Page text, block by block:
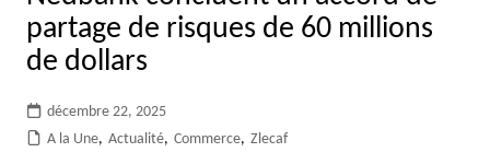
partage de risques de 60 millions
de dollars
décembre 22, 2025
A la Une, Actualité, Commerce, Zlecaf